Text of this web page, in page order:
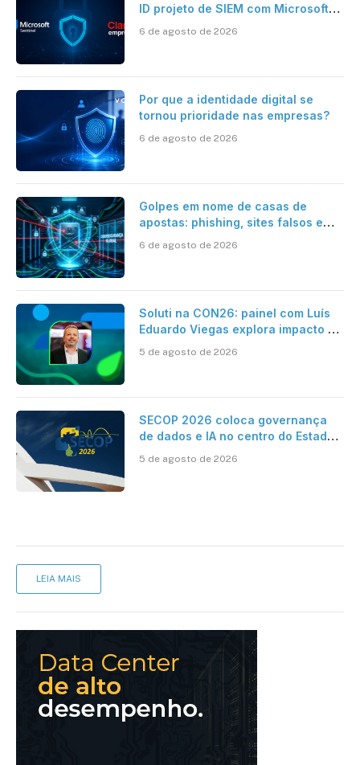
ID projeto de SIEM com Microsoft
automatizada
6 de agosto de 2026
Por que a identidade digital se
tornou prioridade nas empresas?
6 de agosto de 2026
Golpes em nome de casas de
apostas: phishing, sites falsos e
6 de agosto de 2026
Soluti na CON26: painel com Luís
Eduardo Viegas explora impacto de
Contabilidade
5 de agosto de 2026
SECOP 2026 coloca governança
de dados e IA no centro do Estado
5 de agosto de 2026
LEIA MAIS